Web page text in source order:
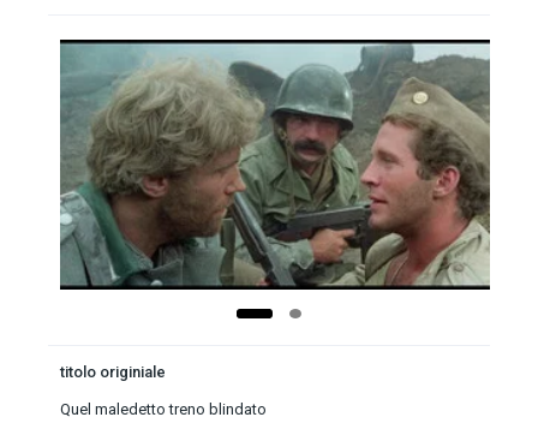
titolo originiale
Quel maledetto treno blindato